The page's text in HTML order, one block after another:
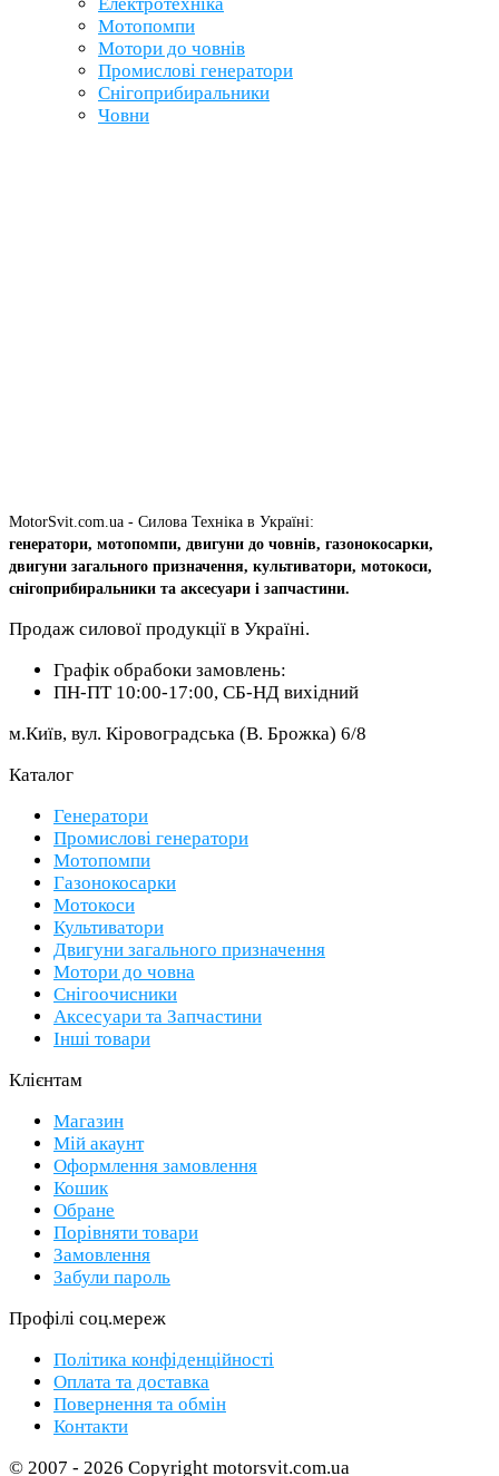
Мотопомпи
Мотори до човнів
Промислові генератори
Снігоприбиральники
Човни
MotorSvit.com.ua - Силова Техніка в Україні:
генератори, мотопомпи, двигуни до човнів, газонокосарки,
двигуни загального призначення, культиватори, мотокоси,
снігоприбиральники та аксесуари і запчастини.
Продаж силової продукції в Україні.
Графік обрабоки замовлень:
ПН-ПТ 10:00-17:00, СБ-НД вихідний
м.Київ, вул. Кіровоградська (В. Брожка) 6/8
Каталог
Генератори
Промислові генератори
Мотопомпи
Газонокосарки
Мотокоси
Культиватори
Двигуни загального призначення
Мотори до човна
Снігоочисники
Аксесуари та Запчастини
Інші товари
Клієнтам
Магазин
Мій акаунт
Оформлення замовлення
Кошик
Обране
Порівняти товари
Замовлення
Забули пароль
Профілі соц.мереж
Політика конфіденційності
Оплата та доставка
Повернення та обмін
Контакти
© 2007 - 2026 Copyright motorsvit.com.ua